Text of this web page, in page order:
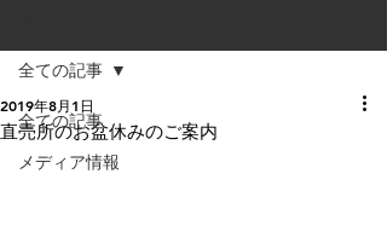
全ての記事
メディア情報
全ての記事
直売所のお盆休みのご案内
2019年8月1日